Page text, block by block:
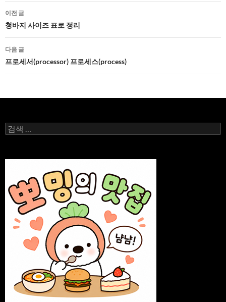
글
네
비
게
이
션
이전 글
청바지 사이즈 표로 정리
다음 글
프로세서(processor) 프로세스(process)
검
색: